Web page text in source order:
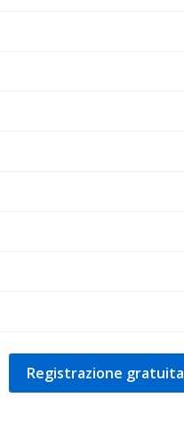
Registrazione gratuita